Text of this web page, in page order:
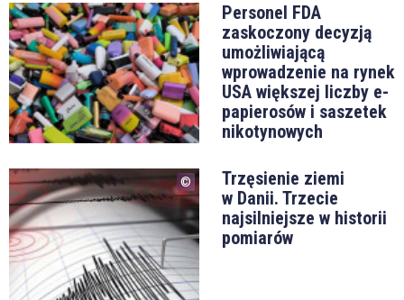
Personel FDA
zaskoczony decyzją
umożliwiającą
wprowadzenie na rynek
USA większej liczby e-
papierosów i saszetek
nikotynowych
Trzęsienie ziemi
w Danii. Trzecie
najsilniejsze w historii
pomiarów